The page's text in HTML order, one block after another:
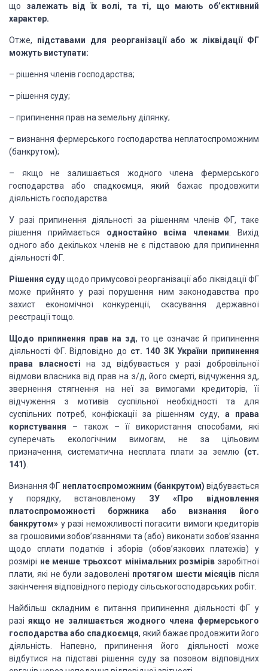
що залежать від їх волі, та ті, що мають об’єктивний
характер.
Отже, підставами для реорганізації або ж ліквідації ФГ
можуть виступати:
– рішення членів господарства;
– рішення суду;
– припинення прав на земельну ділянку;
– визнання фермерського господарства неплатоспроможним
(банкрутом);
– якщо не залишається жодного члена фермерського
господарства або спадкоємця, який бажає продовжити
діяльність господарства.
У разі припинення діяльності за рішенням членів ФГ, таке
рішення приймається одностайно всіма членами . Вихід
одного або декількох членів не є підставою для припинення
діяльності ФГ.
Рішення суду щодо примусової реорганізації або ліквідації ФГ
може прийнято у разі порушення ним законодавства про
захист економічної конкуренції, скасування державної
реєстрації тощо.
Щодо припинення прав на зд, то це означає й припинення
діяльності ФГ. Відповідно до ст. 140 ЗК України припинення
права власності на зд відбувається у разі добровільної
відмови власника від прав на з/д, його смерті, відчуження зд,
звернення стягнення на неї за вимогами кредиторів, її
відчуження з мотивів суспільної необхідності та для
суспільних потреб, конфіскації за рішенням суду,а права
користування – також – її використання способами, які
суперечать екологічним вимогам, не за цільовим
призначення, систематична несплата плати за землю (ст.
141)
Визнання ФГ неплатоспроможним (банкрутом) відбувається
у порядку, встановленому ЗУ «Про відновлення
платоспроможності боржника або визнання його
банкрутом» у разі неможливості погасити вимоги кредиторів
за грошовими зобов’язаннями та (або) виконати зобов’язання
щодо сплати податків і зборів (обов’язкових платежів) у
розмірі не менше трьохсот мінімальних розмірів заробітної
плати, які не були задоволені протягом шести місяців після
закінчення відповідного періоду сільськогосподарських робіт.
Найбільш складним є питання припинення діяльності ФГ у
разіякщо не залишається жодного члена фермерського
господарства або спадкоємця, який бажає продовжити його
діяльність. Напевно, припинення його діяльності може
відбутися на підставі рішення суду за позовом відповідних